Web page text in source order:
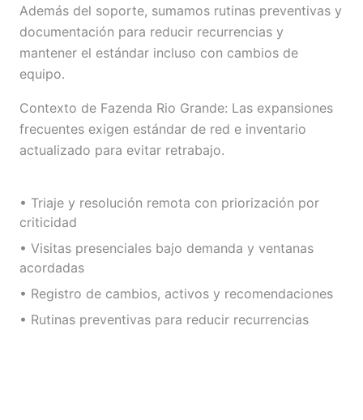
Además del soporte, sumamos rutinas preventivas y
documentación para reducir recurrencias y
mantener el estándar incluso con cambios de
equipo.
Contexto de Fazenda Rio Grande: Las expansiones
frecuentes exigen estándar de red e inventario
actualizado para evitar retrabajo.
• Triaje y resolución remota con priorización por
criticidad
• Visitas presenciales bajo demanda y ventanas
acordadas
• Registro de cambios, activos y recomendaciones
• Rutinas preventivas para reducir recurrencias